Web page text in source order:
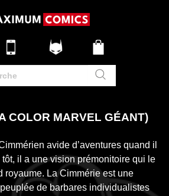
COLOR MARVEL GÉANT)
avide d’aventures quand il
il a une vision prémonitoire qui le
royaume. La Cimmérie est une
de barbares individualistes